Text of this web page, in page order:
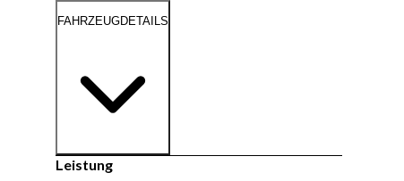
FAHRZEUGDETAILS
Leistung